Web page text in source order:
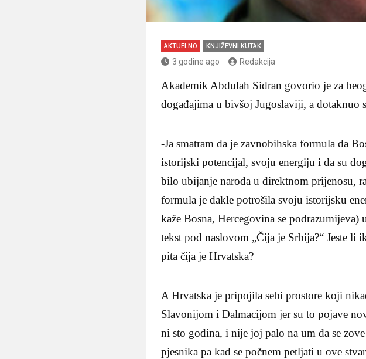
AKTUELNO KNJIŽEVNI KUTAK
3 godine ago Redakcija
Akademik Abdulah Sidran govorio je za
događajima u bivšoj Jugoslaviji, a dotaknuo
-Ja smatram da je zavnobihska formula da
istorijski potencijal, svoju energiju i da su
bilo ubijanje naroda u direktnom prijenosu,
formula je dakle potrošila svoju istorijsku
kaže Bosna, Hercegovina se
tekst pod naslovom „Čija je Srbija?“ Jeste li
pita čija je Hrvatska?
A Hrvatska je pripojila sebi prostore koji
Slavonijom i Dalmacijom jer su to pojave
ni sto godina, i nije joj palo na um da se
pjesnika pa kad se počnem petljati u ove